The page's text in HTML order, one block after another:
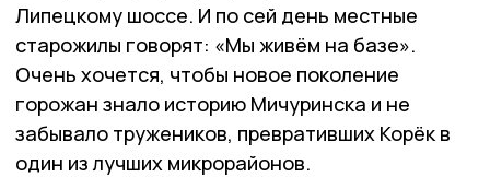
Липецкому шоссе. И по сей день местные
старожилы говорят: «Мы живём на базе».
Очень хочется, чтобы новое поколение
горожан знало историю Мичуринска и не
забывало тружеников, превративших Корёк в
один из лучших микрорайонов.